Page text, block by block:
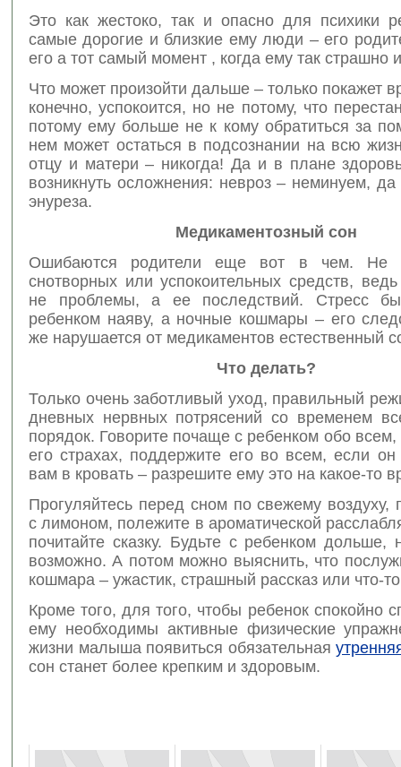
Это как жестоко, так и опасно для психики
самые дорогие и близкие ему люди – его
его а тот самый момент , когда ему так страшно
Что может произойти дальше – только покажет
конечно, успокоится, но не потому, что
потому ему больше не к кому обратиться за
нем может остаться в подсознании на всю
отцу и матери – никогда! Да и в плане
возникнуть осложнения: невроз – неминуем,
энуреза.
Медикаментозный сон
Ошибаются родители еще вот в чем. Не
снотворных или успокоительных средств,
не проблемы, а ее последствий. Стресс
ребенком наяву, а ночные кошмары – его
же нарушается от медикаментов естественный
Что делать?
Только очень заботливый уход, правильный
дневных нервных потрясений со временем
порядок. Говорите почаще с ребенком обо
его страхах, поддержите его во всем, если он
вам в кровать – разрешите ему это на какое-то
Прогуляйтесь перед сном по свежему воздуху,
с лимоном, полежите в ароматической
почитайте сказку. Будьте с ребенком дольше,
возможно. А потом можно выяснить, что
кошмара – ужастик, страшный рассказ или что-
Кроме того, для того, чтобы ребенок спокойно
ему необходимы активные физические
жизни малыша появиться обязательная
сон станет более крепким и здоровым.